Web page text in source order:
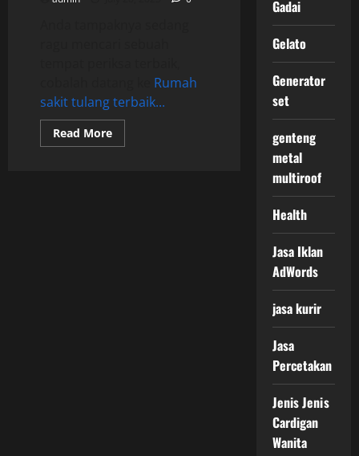
Rumah
sakit tulang terbaik...
Read MoreRead
more
Gadai
Gelato
Generator
set
genteng
metal
multiroof
Health
Jasa Iklan
AdWords
jasa kurir
Jasa
Percetakan
Jenis Jenis
Cardigan
Wanita